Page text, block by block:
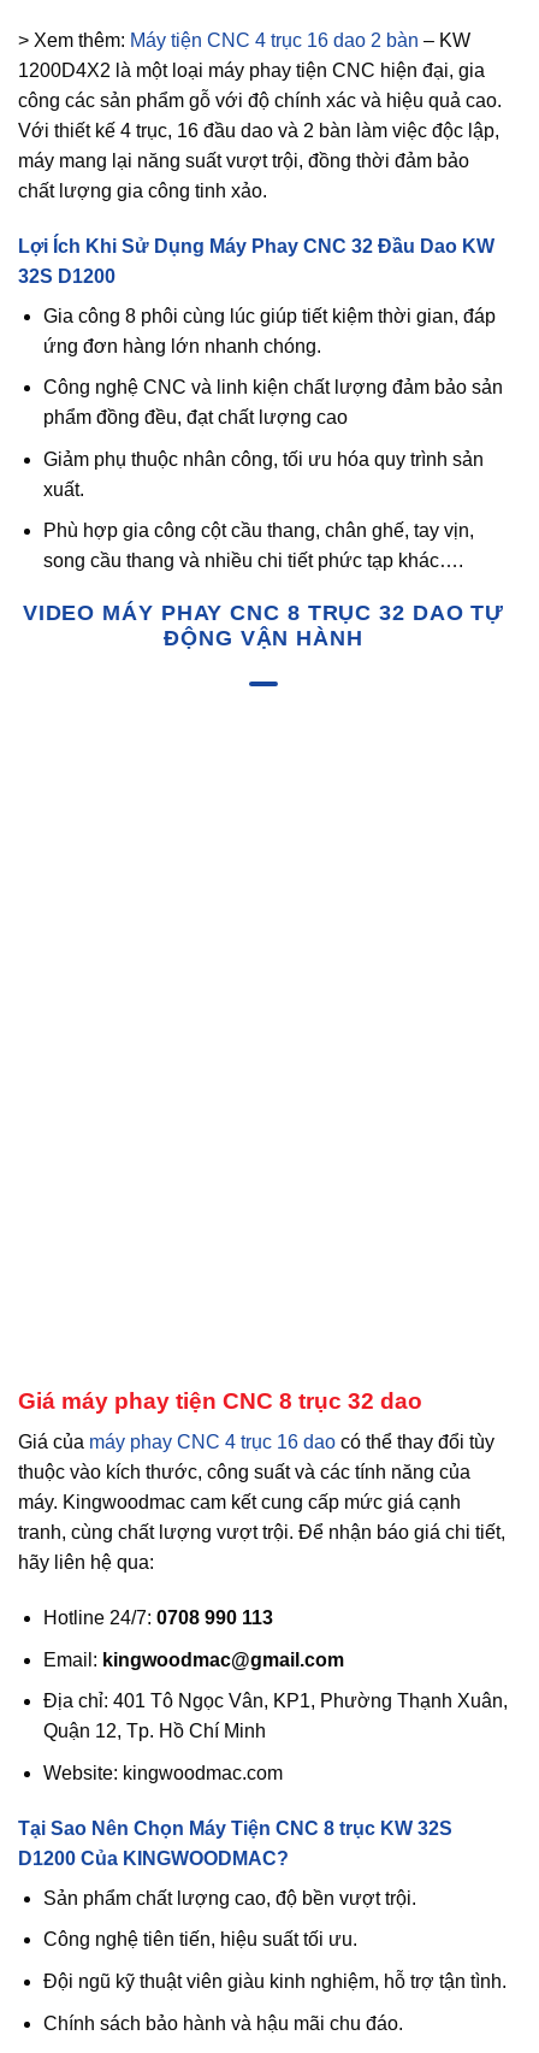
> Xem thêm: Máy tiện CNC 4 trục 16 dao 2 bàn – KW
1200D4X2 là một loại máy phay tiện CNC hiện đại, gia
công các sản phẩm gỗ với độ chính xác và hiệu quả cao.
Với thiết kế 4 trục, 16 đầu dao và 2 bàn làm việc độc lập,
máy mang lại năng suất vượt trội, đồng thời đảm bảo
chất lượng gia công tinh xảo.
Lợi Ích Khi Sử Dụng Máy Phay CNC 32 Đầu Dao KW
32S D1200
Gia công 8 phôi cùng lúc giúp tiết kiệm thời gian, đáp
ứng đơn hàng lớn nhanh chóng.
Công nghệ CNC và linh kiện chất lượng đảm bảo sản
phẩm đồng đều, đạt chất lượng cao
Giảm phụ thuộc nhân công, tối ưu hóa quy trình sản
xuất.
Phù hợp gia công cột cầu thang, chân ghế, tay vịn,
song cầu thang và nhiều chi tiết phức tạp khác….
VIDEO MÁY PHAY CNC 8 TRỤC 32 DAO TỰ
ĐỘNG VẬN HÀNH
Giá máy phay tiện CNC 8 trục 32 dao
Giá của máy phay CNC 4 trục 16 dao có thể thay đổi tùy
thuộc vào kích thước, công suất và các tính năng của
máy. Kingwoodmac cam kết cung cấp mức giá cạnh
tranh, cùng chất lượng vượt trội. Để nhận báo giá chi tiết,
hãy liên hệ qua:
Hotline 24/7: 0708 990 113
Email: kingwoodmac@gmail.com
Địa chỉ: 401 Tô Ngọc Vân, KP1, Phường Thạnh Xuân,
Quận 12, Tp. Hồ Chí Minh
Website: kingwoodmac.com
Tại Sao Nên Chọn Máy Tiện CNC 8 trục KW 32S
D1200 Của KINGWOODMAC?
Sản phẩm chất lượng cao, độ bền vượt trội.
Công nghệ tiên tiến, hiệu suất tối ưu.
Đội ngũ kỹ thuật viên giàu kinh nghiệm, hỗ trợ tận tình.
Chính sách bảo hành và hậu mãi chu đáo.